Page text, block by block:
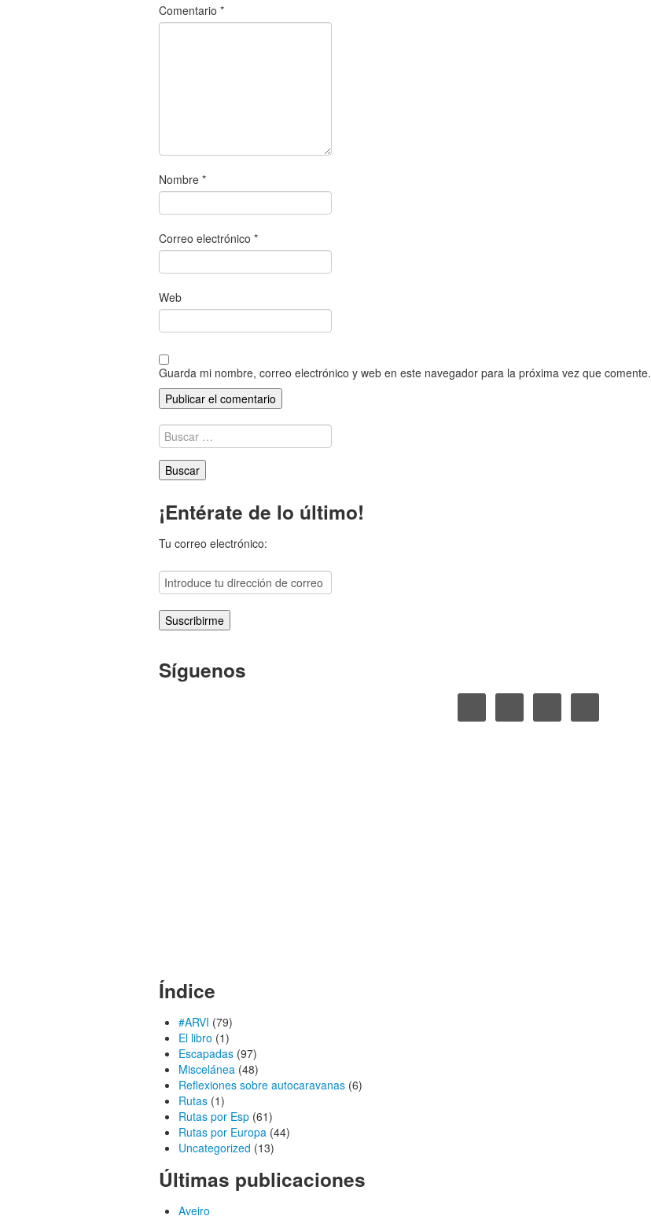
Comentario *
Nombre *
Correo electrónico *
Web
Guarda mi nombre, correo electrónico y web en este navegador para la próxima vez que comente.
Buscar:
¡Entérate de lo último!
Tu correo electrónico:
Síguenos
Índice
#ARVI (79)
El libro (1)
Escapadas (97)
Miscelánea (48)
Reflexiones sobre autocaravanas (6)
Rutas (1)
Rutas por Esp (61)
Rutas por Europa (44)
Uncategorized (13)
Últimas publicaciones
Aveiro